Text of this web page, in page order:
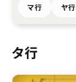
マ行 ヤ行
タ行